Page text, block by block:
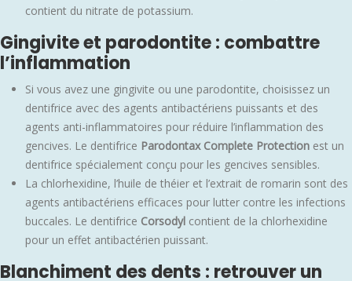
contient du nitrate de potassium.
Gingivite et parodontite : combattre
l’inflammation
Si vous avez une gingivite ou une parodontite, choisissez un
dentifrice avec des agents antibactériens puissants et des
agents anti-inflammatoires pour réduire l’inflammation des
gencives. Le dentifrice Parodontax Complete Protection est un
dentifrice spécialement conçu pour les gencives sensibles.
La chlorhexidine, l’huile de théier et l’extrait de romarin sont des
agents antibactériens efficaces pour lutter contre les infections
buccales. Le dentifrice Corsodyl contient de la chlorhexidine
pour un effet antibactérien puissant.
Blanchiment des dents : retrouver un